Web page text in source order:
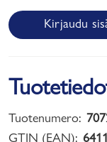
Kirjaudu
Tuotenumero:
GTIN (EAN):